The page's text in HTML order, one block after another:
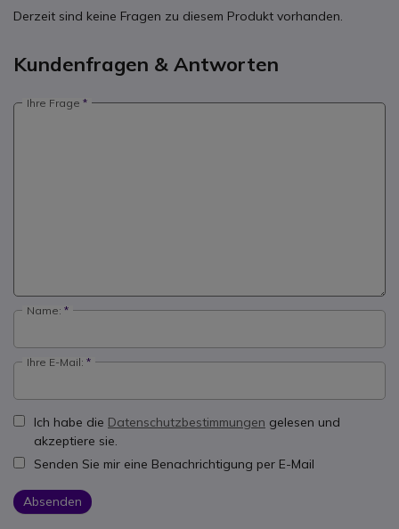
Derzeit sind keine Fragen zu diesem Produkt vorhanden.
Kundenfragen & Antworten
Ihre Frage
Name:
Ihre E-Mail:
Ich habe die Datenschutzbestimmungen gelesen und
akzeptiere sie.
Senden Sie mir eine Benachrichtigung per E-Mail
Absenden